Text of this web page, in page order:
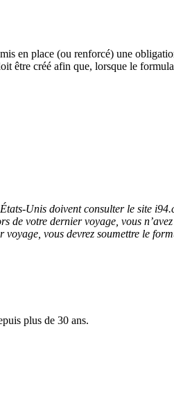
en place (ou renforcé) une
être créé afin que, lorsque le
Unis doivent consulter le site
votre dernier voyage, vous
vous devrez soumettre le
plus de 30 ans.